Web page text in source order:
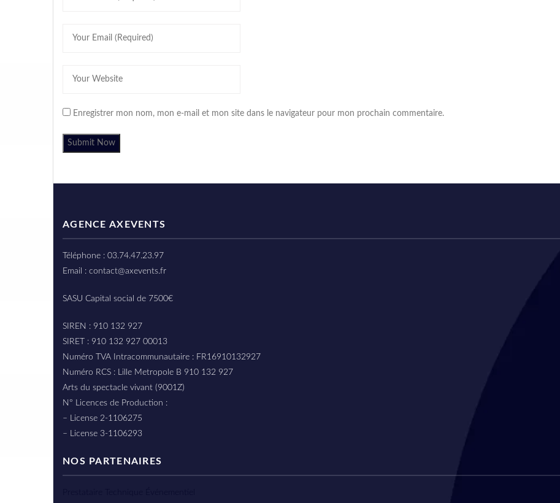
Enregistrer mon nom, mon e-mail et mon site dans le navigateur pour mon prochain commentaire.
AGENCE AXEVENTS
Téléphone : 03.74.47.23.97
Email : contact@axevents.fr
SASU Capital social de 7500€
SIREN : 910 132 927
SIRET : 910 132 927 00013
Numéro TVA Intracommunautaire : FR16910132927
Numéro RCS : Lille Metropole B 910 132 927
Arts du spectacle vivant (9001Z)
N° Licences de Production :
– License 2-1106275
– License 3-1106293
NOS PARTENAIRES